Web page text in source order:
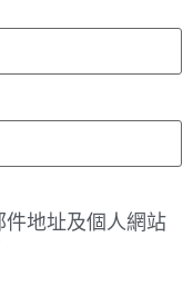
地址及個人網站